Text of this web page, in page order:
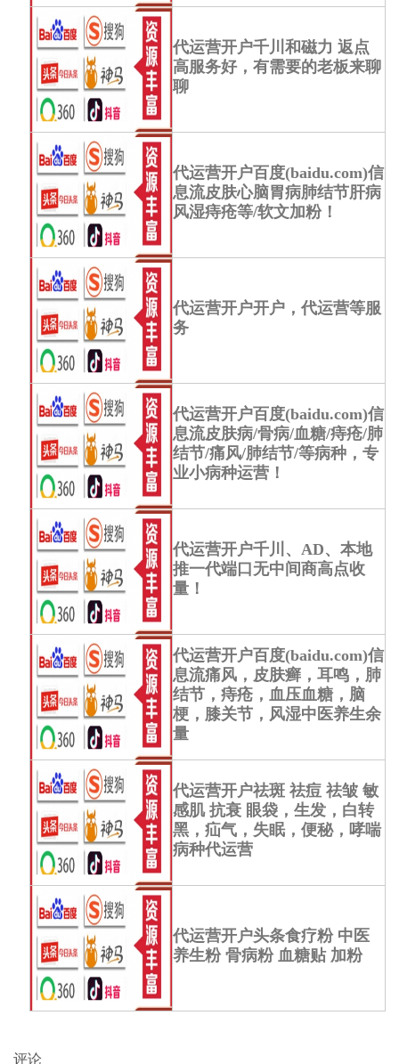
代运营开户千川和磁力 返点
高服务好，有需要的老板来聊
聊
代运营开户百度(baidu.com)信
息流皮肤心脑胃病肺结节肝病
风湿痔疮等/软文加粉！
代运营开户开户，代运营等服
务
代运营开户百度(baidu.com)信
息流皮肤病/骨病/血糖/痔疮/肺
结节/痛风/肺结节/等病种，专
业小病种运营！
代运营开户千川、AD、本地
推一代端口无中间商高点收
量！
代运营开户百度(baidu.com)信
息流痛风，皮肤癣，耳鸣，肺
结节，痔疮，血压血糖，脑
梗，膝关节，风湿中医养生余
量
代运营开户祛斑 祛痘 祛皱 敏
感肌 抗衰 眼袋，生发，白转
黑，疝气，失眠，便秘，哮喘
病种代运营
代运营开户头条食疗粉 中医
养生粉 骨病粉 血糖贴 加粉
评论